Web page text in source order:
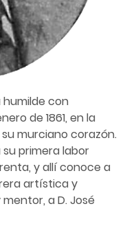
humilde con
de 1861, en la
murciano corazón.
primera labor
y allí conoce a
artística y
a D. José